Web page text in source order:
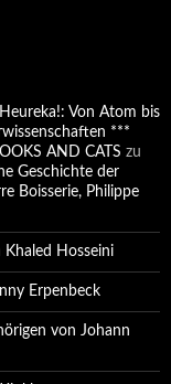
Von Atom bis
***
AND CATS zu
Geschichte der
Boisserie, Philippe
Hosseini
Erpenbeck
von Johann